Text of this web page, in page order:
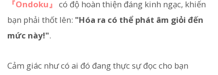
『Ondoku』 có độ hoàn thiện đáng kinh ngạc, khiến
bạn phải thốt lên: "Hóa ra có thể phát âm giỏi đến
mức này!".
Cảm giác như có ai đó đang thực sự đọc cho bạn